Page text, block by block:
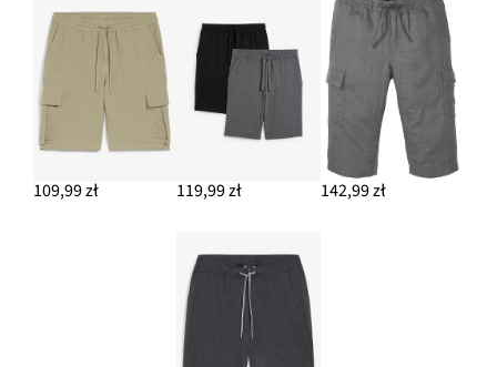
109,99 zł 119,99 zł 142,99 zł